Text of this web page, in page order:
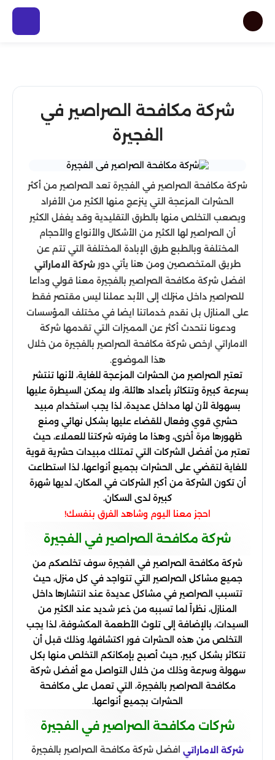
شركة مكافحة الصراصير في
الفجيرة
شركة مكافحة الصراصير في الفجيرة تعد الصراصير من أكثر
الحشرات المزعجة التي ينزعج منها الكثير من الأفراد
ويصعب التخلص منها بالطرق التقليدية وقد يغفل الكثير
أن الصراصير لها الكثير من الأشكال والأنواع والأحجام
المختلفة وبالطبع طرق الإبادة المختلفة التي تتم عن
طريق المتخصصين ومن هنا يأتي دور شركة الاماراتي
افضل شركة مكافحة الصراصير بالفجيرة معنا قولي وداعا
للصراصير داخل منزلك إلى الأبد عملنا ليس مقتصر فقط
على المنازل بل نقدم خدماتنا ايضا في مختلف المؤسسات
ودعونا نتحدث أكثر عن المميزات التي تقدمها شركة
الاماراتي ارخص شركة مكافحة الصراصير بالفجيرة من خلال
هذا الموضوع.
تعتبر الصراصير من الحشرات المزعجة للغاية، لأنها تنتشر
بسرعة كبيرة وتتكاثر بأعداد هائلة، ولا يمكن السيطرة عليها
بسهولة لأن لها مداخل عديدة، لذا يجب استخدام مبيد
حشري قوي وفعال للقضاء عليها بشكل نهائي ومنع
ظهورها مرة أخرى، وهذا ما وفرته شركتنا للعملاء، حيث
تعتبر من أفضل الشركات التي تمتلك مبيدات حشرية قوية
للغاية لتقضي على الحشرات بجميع أنواعها، لذا استطاعت
أن تكون الشركة من أكبر الشركات في المكان، لديها شهرة
كبيرة لدى السكان.
احجز معنا اليوم وشاهد الفرق بنفسك!
شركة مكافحة الصراصير في الفجيرة
شركة مكافحة الصراصير في الفجيرة سوف تخلصكم من
جميع مشاكل الصراصير التي تتواجد في كل منزل، حيث
تتسبب الصراصير في مشاكل عديدة عند انتشارها داخل
المنازل، نظراً لما تسببه من ذعر شديد عند الكثير من
السيدات، بالإضافة إلى تلوث الأطعمة المكشوفة، لذا يجب
التخلص من هذه الحشرات فور اكتشافها، وذلك قبل أن
تتكاثر بشكل كبير، حيث أصبح بإمكانكم التخلص منها بكل
سهولة وسرعة وذلك من خلال التواصل مع أفضل شركة
مكافحة الصراصير بالفجيرة، التي تعمل على مكافحة
الحشرات بجميع أنواعها.
شركات مكافحة الصراصير في الفجيرة
شركة الاماراتي افضل شركة مكافحة الصراصير بالفجيرة